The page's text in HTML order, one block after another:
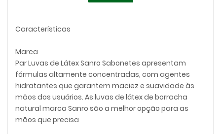
Características
Marca
Par Luvas de Látex Sanro Sabonetes apresentam
fórmulas altamente concentradas, com agentes
hidratantes que garantem maciez e suavidade às
mãos dos usuários. As luvas de látex de borracha
natural marca Sanro são a melhor opção para as
mãos que precisa